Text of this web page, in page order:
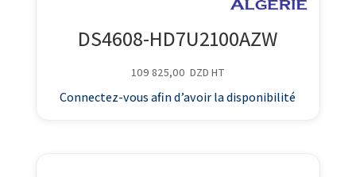
DS4608-HD7U2100AZW
109 825,00 DZD HT
Connectez-vous afin d’avoir la disponibilité